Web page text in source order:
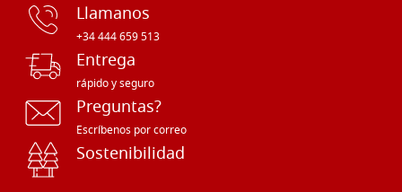
Llamanos
+34 444 659 513
Entrega
rápido y seguro
Preguntas?
Escríbenos por correo
Sostenibilidad